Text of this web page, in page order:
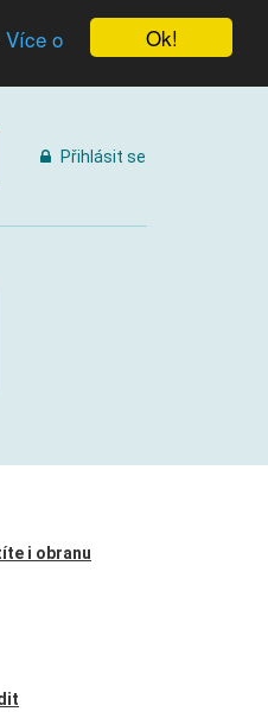
Ok!
Více o
Přihlásit se
i obranu